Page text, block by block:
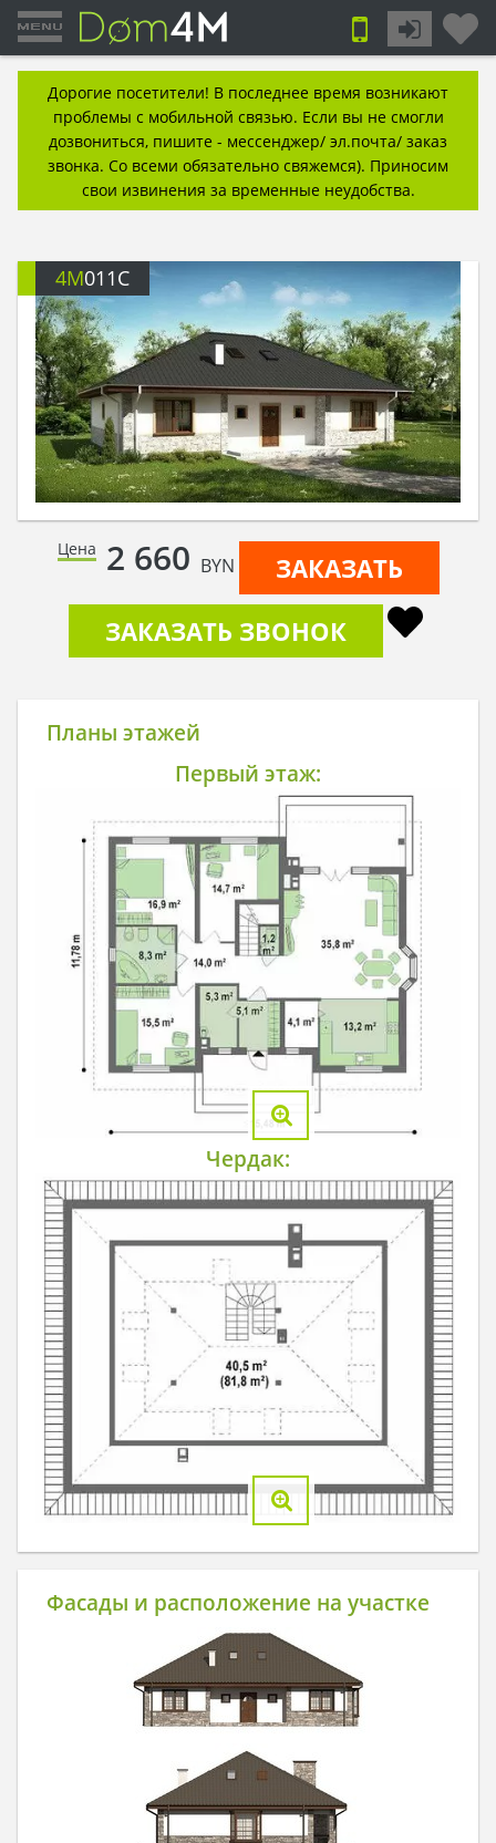
Дорогие посетители! В последнее время возникают
проблемы с мобильной связью. Если вы не смогли
дозвониться, пишите - мессенджер/ эл.почта/ заказ
звонка. Со всеми обязательно свяжемся). Приносим
свои извинения за временные неудобства.
4M011C
Цена 2 660 BYN
ЗАКАЗАТЬ
ЗАКАЗАТЬ ЗВОНОК
Планы этажей
Первый этаж:
Чердак:
Фасады и расположение на участке